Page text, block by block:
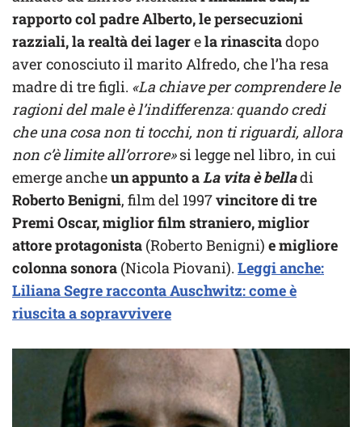
rapporto col padre Alberto, le persecuzioni
razziali, la realtà dei lagerela rinascitadopo
aver conosciuto il marito Alfredo, che l’ha resa
madre di tre figli. «La chiave per comprendere le
ragioni del male è l’indifferenza: quando credi
che una cosa non ti tocchi, non ti riguardi, allora
non c’è limite all’orrore»si legge nel libro, in cui
emerge ancheun appunto a La vita è belladi
Roberto Benigni, film del 1997vincitore di tre
Premi Oscar, miglior film straniero, miglior
attore protagonista (Roberto Benigni) e migliore
colonna sonora (Nicola Piovani). Leggi anche:
Liliana Segre racconta Auschwitz: come è
riuscita a sopravvivere